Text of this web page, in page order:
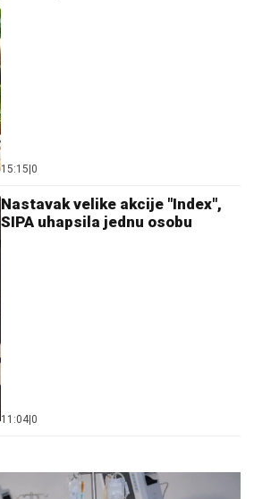
15:15 0
Nastavak velike akcije "Index",
SIPA uhapsila jednu osobu
11:04 0